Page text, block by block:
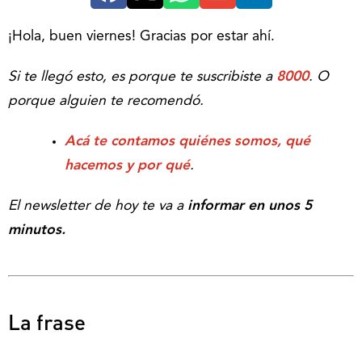
¡Hola, buen viernes! Gracias por estar ahí.
Si te llegó esto, es porque te suscribiste a 8000. O
porque alguien te recomendó.
Acá te contamos quiénes somos, qué
hacemos y por qué.
El newsletter de hoy te va a informar en unos 5
minutos.
La frase